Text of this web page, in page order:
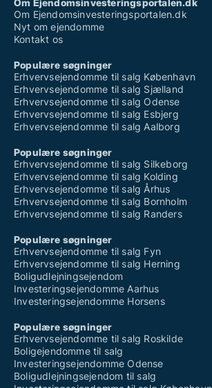
Om Ejendomsinvesteringsportalen.dk
Om Ejendomsinvesteringsportalen.dk
Nyt om ejendomme
Kontakt os
Populære søgninger
Erhvervsejendomme til salg København
Erhvervsejendomme til salg Sjælland
Erhvervsejendomme til salg Odense
Erhvervsejendomme til salg Esbjerg
Erhvervsejendomme til salg Aalborg
Populære søgninger
Erhvervsejendomme til salg Silkeborg
Erhvervsejendomme til salg Kolding
Erhvervsejendomme til salg Århus
Erhvervsejendomme til salg Bornholm
Erhvervsejendomme til salg Randers
Populære søgninger
Erhvervsejendomme til salg Fyn
Erhvervsejendomme til salg Herning
Boligudlejningsejendom
Investeringsejendomme Aarhus
Investeringsejendomme Horsens
Populære søgninger
Erhvervsejendomme til salg Roskilde
Boligejendomme til salg
Investeringsejendomme Odense
Boligudlejningsejendom til salg